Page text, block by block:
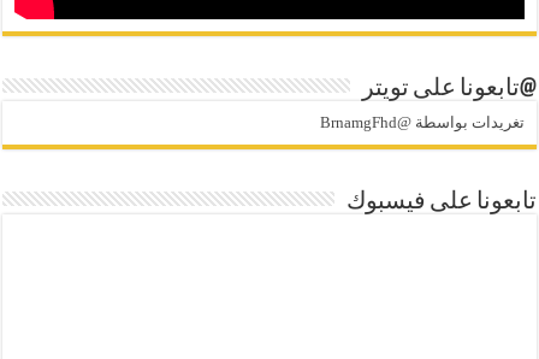
@تابعونا على تويتر
تغريدات بواسطة @BrnamgFhd
تابعونا على فيسبوك